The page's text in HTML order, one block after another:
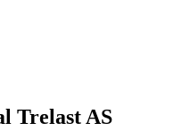
Trelast AS